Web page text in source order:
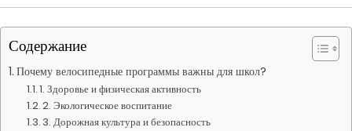
Содержание
Почему велосипедные программы важны для школ?
1. Здоровье и физическая активность
2. Экологическое воспитание
3. Дорожная культура и безопасность